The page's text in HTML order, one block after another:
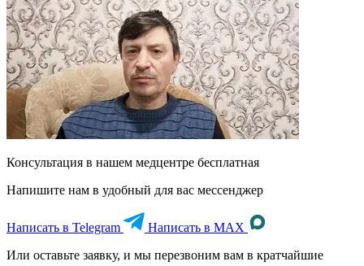
Консультация в нашем медцентре бесплатная
Напишите нам в удобный для вас мессенджер
Написать в Telegram
Написать в MAX
Или оставьте заявку, и мы перезвоним вам в кратчайшие